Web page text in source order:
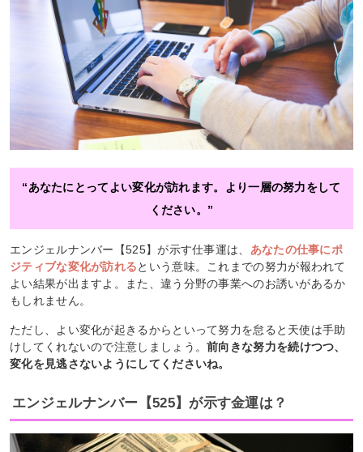
“あなたにとってよい変化が訪れます。より一層の努力をして
ください。”
エンジェルナンバー【525】が示す仕事運は、 あなたの仕事にポ
ジティブな変化が訪れるという意味。これまでの努力が報われて
よい結果が出ますよ。また、違う分野の事業へのお誘いがあるか
もしれません。
ただし、よい変化が起きるからといって努力を怠ると天使は手助
けしてくれないので注意しましょう。前向きな努力を続けつつ、
変化を見逃さないようにしてくださいね。
エンジェルナンバー【525】が示す金運は？